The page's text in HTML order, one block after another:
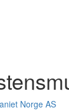
Norge AS